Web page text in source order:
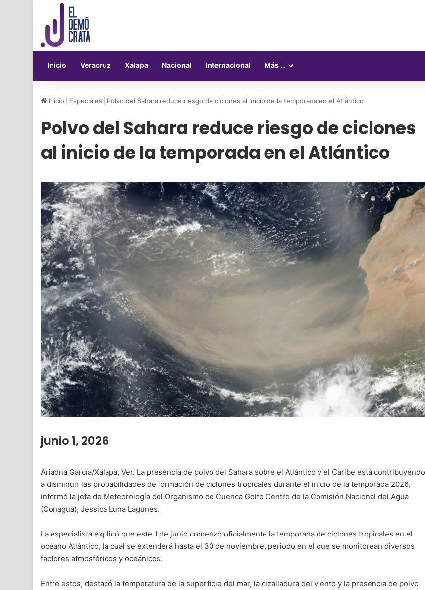
Inicio Veracruz Xalapa Nacional Internacional Más …
Inicio Especiales Polvo del Sahara reduce riesgo de ciclones al inicio de la temporada en el Atlántico
Polvo del Sahara reduce riesgo de ciclones
al inicio de la temporada en el Atlántico
junio 1, 2026
Ariadna García/Xalapa, Ver. La presencia de polvo del Sahara sobre el Atlántico y el Caribe está contribuyendo
a disminuir las probabilidades de formación de ciclones tropicales durante el inicio de la temporada 2026,
informó la jefa de Meteorología del Organismo de Cuenca Golfo Centro de la Comisión Nacional del Agua
(Conagua), Jessica Luna Lagunes.
La especialista explicó que este 1 de junio comenzó oficialmente la temporada de ciclones tropicales en el
océano Atlántico, la cual se extenderá hasta el 30 de noviembre, periodo en el que se monitorean diversos
factores atmosféricos y oceánicos.
Entre estos, destacó la temperatura de la superficie del mar, la cizalladura del viento y la presencia de polvo